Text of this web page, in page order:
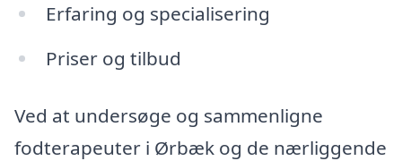
Erfaring og specialisering
Priser og tilbud
Ved at undersøge og sammenligne
fodterapeuter i Ørbæk og de nærliggende